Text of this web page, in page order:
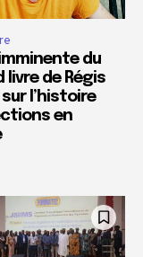
du
livre de Régis
sur l’histoire
en